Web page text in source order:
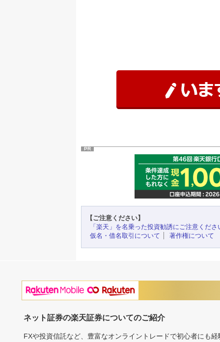
PR
【ご注意ください】
「楽天」を名乗った投資勧誘にご注意くださ
仮名・借名取引について
著作権について
ネット証券の楽天証券についてのご紹介
FXや投資信託など、豊富なオンライントレードで初心者にも